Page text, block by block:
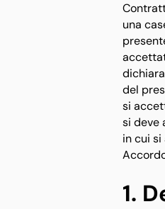
una
del
si
si deve
in cui
1.